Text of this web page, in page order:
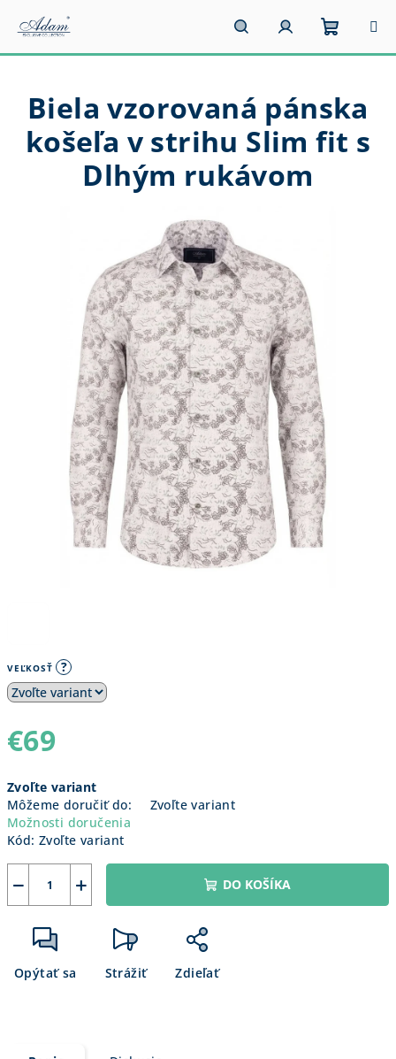
obsah
HľadaťPrihlásenie
košík
VEĽKOSŤ ?
€69
cena:
Zvoľte variant
Môžeme doručiť do:
Zvoľte variant
Možnosti doručenia
Kód: Zvoľte variant
+
− DO KOŠÍKA
Opýtať sa Strážiť Zdieľať
Biela vzorovaná pánska
košeľa v strihu Slim fit s
Dlhým rukávom